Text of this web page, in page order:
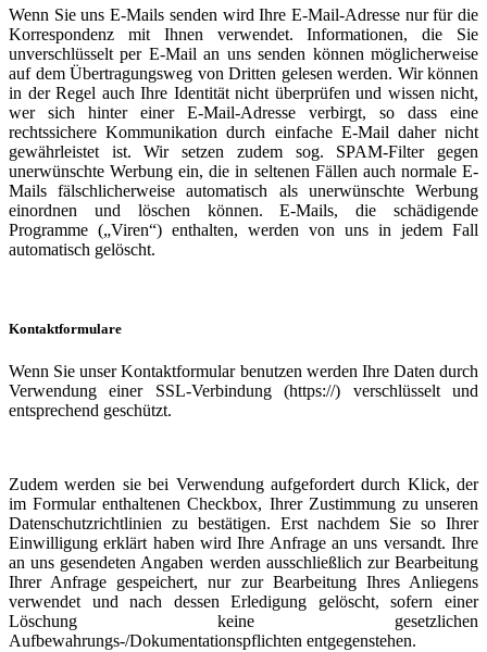
Wenn Sie uns E-Mails senden wird Ihre E-Mail-Adresse nur für die
Korrespondenz mit Ihnen verwendet. Informationen, die Sie
unverschlüsselt per E-Mail an uns senden können möglicherweise
auf dem Übertragungsweg von Dritten gelesen werden. Wir können
in der Regel auch Ihre Identität nicht überprüfen und wissen nicht,
wer sich hinter einer E-Mail-Adresse verbirgt, so dass eine
rechtssichere Kommunikation durch einfache E-Mail daher nicht
gewährleistet ist. Wir setzen zudem sog. SPAM-Filter gegen
unerwünschte Werbung ein, die in seltenen Fällen auch normale E-
Mails fälschlicherweise automatisch als unerwünschte Werbung
einordnen und löschen können. E-Mails, die schädigende
Programme („Viren“) enthalten, werden von uns in jedem Fall
automatisch gelöscht.
Kontaktformulare
Wenn Sie unser Kontaktformular benutzen werden Ihre Daten durch
Verwendung einer SSL-Verbindung (https://) verschlüsselt und
entsprechend geschützt.
Zudem werden sie bei Verwendung aufgefordert durch Klick, der
im Formular enthaltenen Checkbox, Ihrer Zustimmung zu unseren
Datenschutzrichtlinien zu bestätigen. Erst nachdem Sie so Ihrer
Einwilligung erklärt haben wird Ihre Anfrage an uns versandt. Ihre
an uns gesendeten Angaben werden ausschließlich zur Bearbeitung
Ihrer Anfrage gespeichert, nur zur Bearbeitung Ihres Anliegens
verwendet und nach dessen Erledigung gelöscht, sofern einer
Löschung keine gesetzlichen
Aufbewahrungs-/Dokumentationspflichten entgegenstehen.